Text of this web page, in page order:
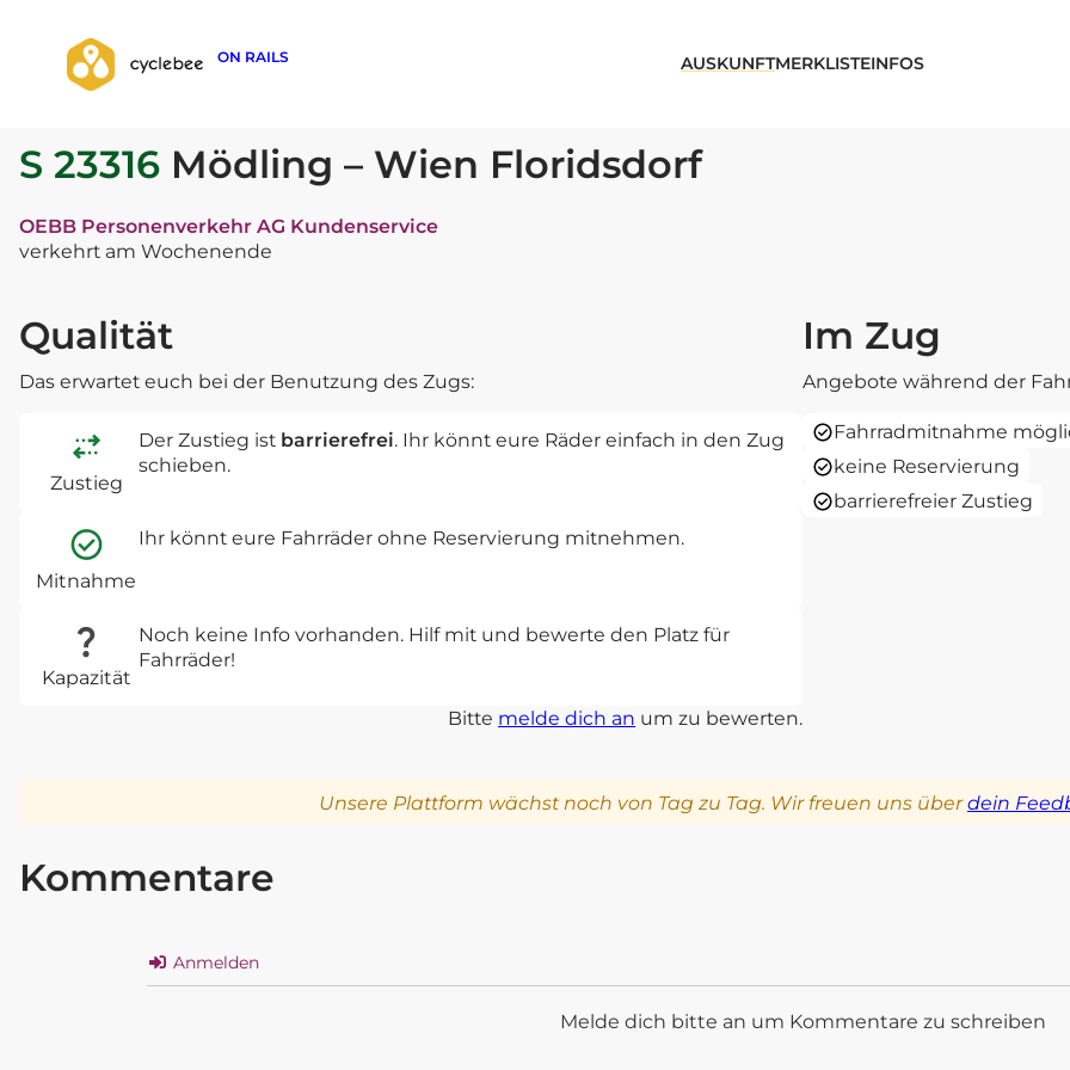
ON RAILS AUSKUNFTMERKLISTEINFOS
zurück zur Suche
S 23316 Mödling – Wien Floridsdorf
OEBB Personenverkehr AG Kundenservice
verkehrt am Wochenende
Qualität
Das erwartet euch bei der Benutzung des Zugs:
Zustieg
Der Zustieg ist barrierefrei. Ihr könnt eure Räder einfach in den Zug
schieben.
Mitnahme
Ihr könnt eure Fahrräder ohne Reservierung mitnehmen.
Kapazität
Noch keine Info vorhanden. Hilf mit und bewerte den Platz für
Fahrräder!
Bitte melde dich an um zu bewerten.
Im Zug
Angebote während der
Fahrradmitnahme
keine Reservierung
barrierefreier Zustieg
Unsere Plattform wächst noch von Tag zu Tag. Wir freuen uns überdein
Kommentare
Anmelden
Melde dich bitte an um Kommentare zu schreiben